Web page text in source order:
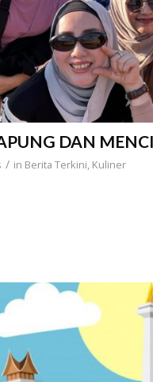
DAN
/ in Berita Terkini, Kuliner